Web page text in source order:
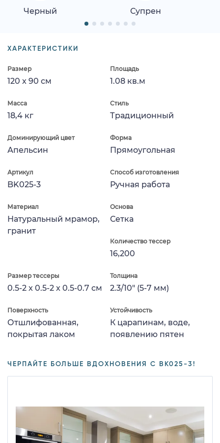
Черный Супрен
ХАРАКТЕРИСТИКИ
Размер
120 x 90 см
Площадь
1.08 кв.м
Масса
18,4 кг
Стиль
Традиционный
Доминирующий цвет
Апельсин
Форма
Прямоугольная
Артикул
BK025-3
Способ изготовления
Ручная работа
Материал
Натуральный мрамор,
гранит
Основа
Сетка
Количество тессер
16,200
Размер тессеры
0.5-2 x 0.5-2 x 0.5-0.7 см
Толщина
2.3/10" (5-7 мм)
Поверхность
Отшлифованная,
покрытая лаком
Устойчивость
К царапинам, воде,
появлению пятен
ЧЕРПАЙТЕ БОЛЬШЕ ВДОХНОВЕНИЯ С BK025-3!